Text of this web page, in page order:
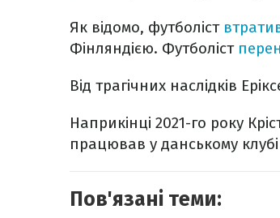
Як відомо, футболіст
Фінляндією. Футболіст
Від трагічних наслідків
Наприкінці 2021-го року
працював у данському
Пов'язані теми: